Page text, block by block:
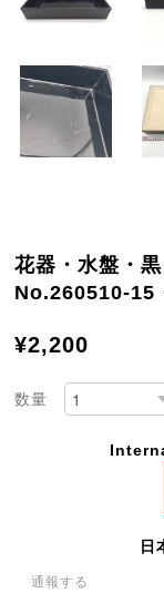
花器・水盤・
No.260510-15
¥2,200
数量
日
通報する